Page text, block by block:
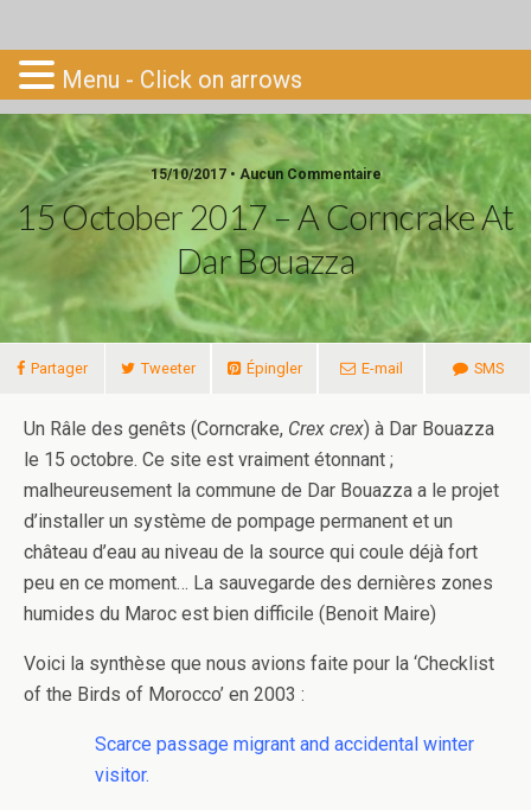
Go-South
15/10/2017 • Aucun Commentaire
15 October 2017 – A Corncrake At
Dar Bouazza
Partager Tweeter Épingler E-mail SMS
Un Râle des genêts (Corncrake, Crex crex) à Dar Bouazza
le 15 octobre. Ce site est vraiment étonnant ;
malheureusement la commune de Dar Bouazza a le projet
d’installer un système de pompage permanent et un
château d’eau au niveau de la source qui coule déjà fort
peu en ce moment… La sauvegarde des dernières zones
humides du Maroc est bien difficile (Benoit Maire)
Voici la synthèse que nous avions faite pour la ‘Checklist
of the Birds of Morocco’ en 2003 :
Scarce passage migrant and accidental winter
visitor.
Menu - Click on arrows